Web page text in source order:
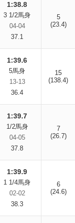
1:38.8
3 1/2馬身
04-04
37.1
5
(23.4)
1:39.6
5馬身
13-13
36.4
15
(138.4)
1:39.7
1/2馬身
04-05
37.8
7
(26.7)
1:39.9
1 1/4馬身
02-02
38.3
6
(24.6)